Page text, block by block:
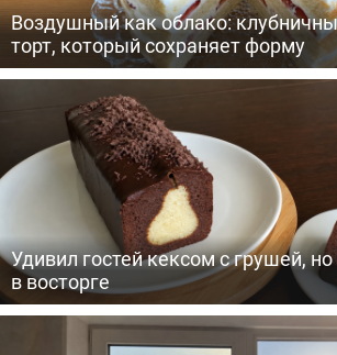
Воздушный как облако:
торт, который сохраняет форму
Удивил гостей кексом с грушей,
в восторге